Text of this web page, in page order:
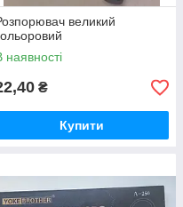
великий
наявності
₴
Купити